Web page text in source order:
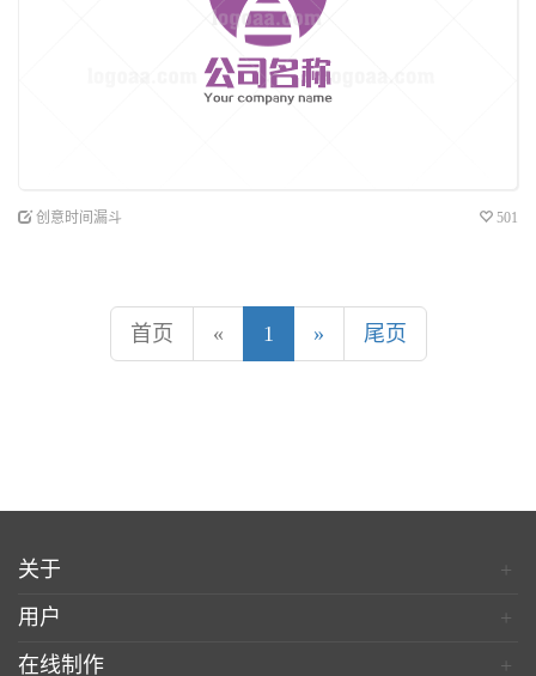
创意时间漏斗 501
首页 « 1 » 尾页
关于
+
用户
+
在线制作
+